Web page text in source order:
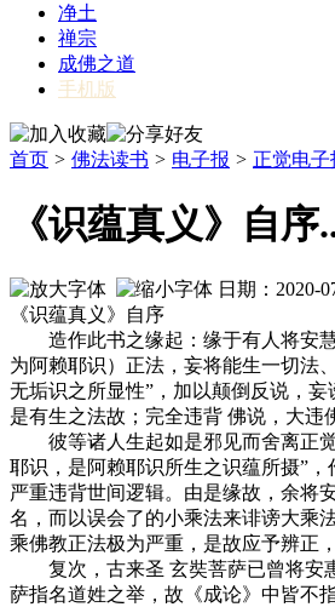
净土
禅宗
成佛之道
手机版
首页 > 佛法读书 > 电子报 > 正觉电子
《识蕴真义》自
日期：2020-
《识蕴真义》自序
造作此书之缘起：缘于有人将安慧“
为阿赖耶识）正法，妄将能生一切法
无垢识之所显性”，加以颠倒反说，
是有生之法故；完全违背 佛说，大违
彼等诸人生起如是邪见而舍离正觉
耶识，是阿赖耶识所生之识蕴所摄”
严重违背世间逻辑。由是缘故，余将
名，而以误会了的小乘法来诽谤大乘
乘佛教正法极为严重，是故应予辨正
复次，古来圣 玄奘菩萨已曾将安惠
萨指名道姓之举，故《成论》中皆不